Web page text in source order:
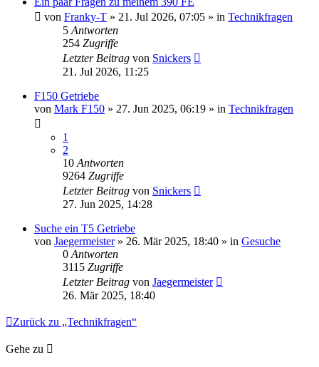
von Franky-T » 21. Jul 2026, 07:05 » in Technikfragen
5Antworten
254 Zugriffe
Letzter Beitrag von Snickers
21. Jul 2026, 11:25
F150 Getriebe
von Mark F150 » 27. Jun 2025, 06:19 » in Technikfragen
1
2
10Antworten
9264 Zugriffe
Letzter Beitrag von Snickers
27. Jun 2025, 14:28
Suche ein T5 Getriebe
von Jaegermeister» 26. Mär 2025, 18:40 » in Gesuche
0Antworten
3115 Zugriffe
Letzter Beitrag von Jaegermeister
26. Mär 2025, 18:40
Zurück zu „Technikfragen“
Gehe zu